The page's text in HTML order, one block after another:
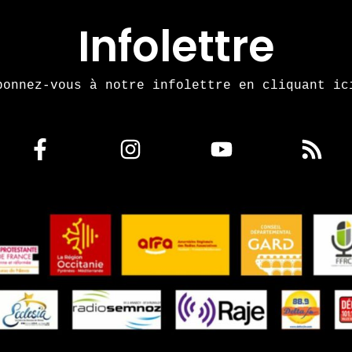
Infolettre
vous à notre infolettre en cliquant